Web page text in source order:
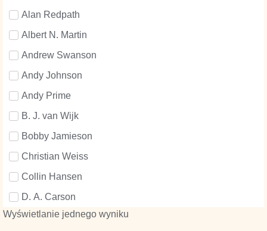
Alan Redpath
Albert N. Martin
Andrew Swanson
Andy Johnson
Andy Prime
B. J. van Wijk
Bobby Jamieson
Christian Weiss
Collin Hansen
D. A. Carson
Dane Ortlund
Wyświetlanie jednego wyniku